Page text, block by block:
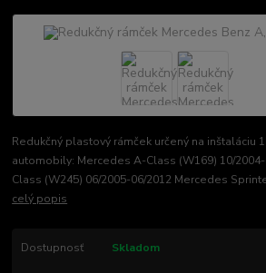
Redukčný plastový rámček určený na inštaláciu
automobily: Mercedes A-Class (W169) 10/
Class (W245) 06/2005-06/2012 Mercedes
celý popis
Dostupnosť Skladom